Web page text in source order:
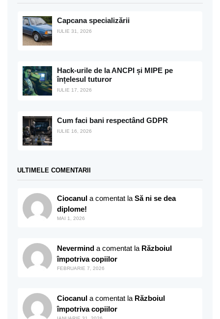
Capcana specializării
IULIE 31, 2026
Hack-urile de la ANCPI și MIPE pe
înțelesul tuturor
IULIE 17, 2026
Cum faci bani respectând GDPR
IULIE 16, 2026
ULTIMELE COMENTARII
Ciocanul a comentat la Să ni se dea
diplome!
MAI 1, 2026
Nevermind a comentat la Războiul
împotriva copiilor
FEBRUARIE 7, 2026
Ciocanul a comentat la Războiul
împotriva copiilor